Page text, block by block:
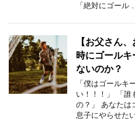
「絶対にゴール …
【お父さん
時にゴール
ないのか？
「僕はゴールキ
い！！！」 「誰
の？」 あなたは
息子にやらせた